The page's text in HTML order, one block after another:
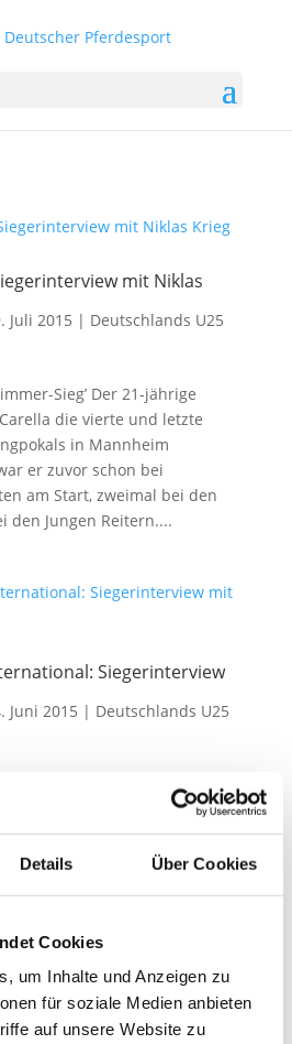
Details Über Cookies
Cookies
um Inhalte und Anzeigen zu
für soziale Medien anbieten
auf unsere Website zu
mit Niklas
Juli 2015 | Deutschlands U25
Sieg’ Der 21-jährige
die vierte und letzte
in Mannheim
er zuvor schon bei
am Start, zweimal bei den
den Jungen Reitern....
Siegerinterview
Juni 2015 | Deutschlands U25
U25-Springpokal der Stiftung
ist in seiner zweiten
dritte Saisonstation. Die 21-
in Balve erstmals bei einer